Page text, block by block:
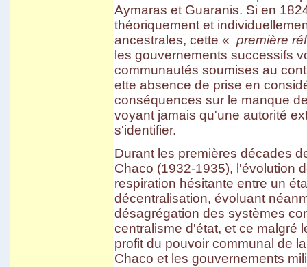
Aymaras et Guaranis. Si en
théoriquement et
ancestrales, cette « première
les gouvernements successifs
communautés soumises au
ette absence de prise en
conséquences sur le manque
voyant jamais qu'une autorité
s'identifier.
Durant les premières décades
Chaco (1932-1935), l'évolution
respiration hésitante entre un
décentralisation, évoluant
désagrégation des systèmes
centralisme d'état, et ce malgré
profit du pouvoir communal de
Chaco et les gouvernements